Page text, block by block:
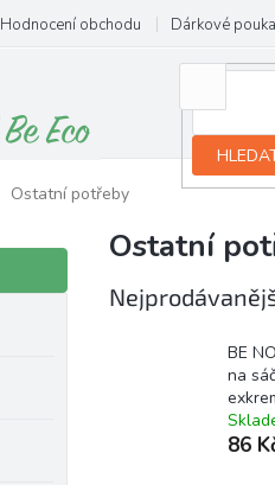
Hodnocení obchodu Dárkové
Ostatní potřeby
Ostatní
BE
na
86